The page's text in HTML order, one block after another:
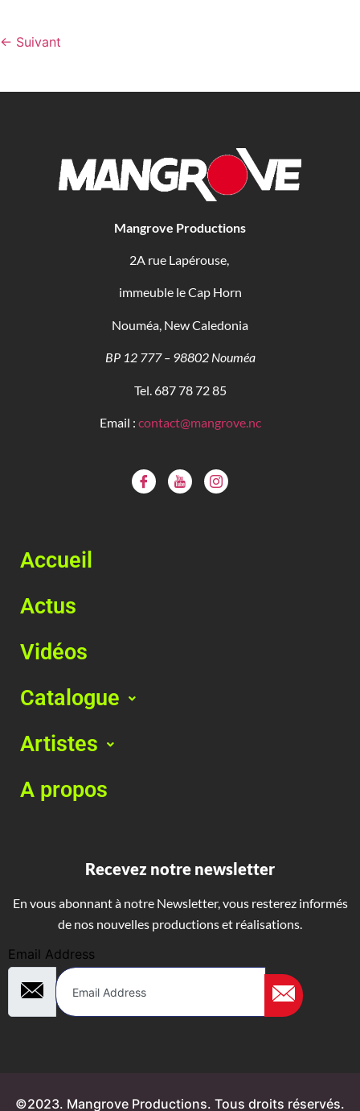
← Suivant
Mangrove Productions
2A rue Lapérouse,
immeuble le Cap Horn
Nouméa, New Caledonia
BP 12 777 – 98802 Nouméa
Tel. 687 78 72 85
Email : contact@mangrove.nc
Accueil
Actus
Vidéos
Catalogue
Artistes
A propos
Recevez notre newsletter
En vous abonnant à notre Newsletter, vous resterez informés
de nos nouvelles productions et réalisations.
Email Address
©2023. Mangrove Productions. Tous droits réservés.